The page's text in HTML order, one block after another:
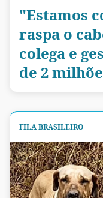
"Estamos
raspa o
colega e
de 2
FILA BRASILEIRO